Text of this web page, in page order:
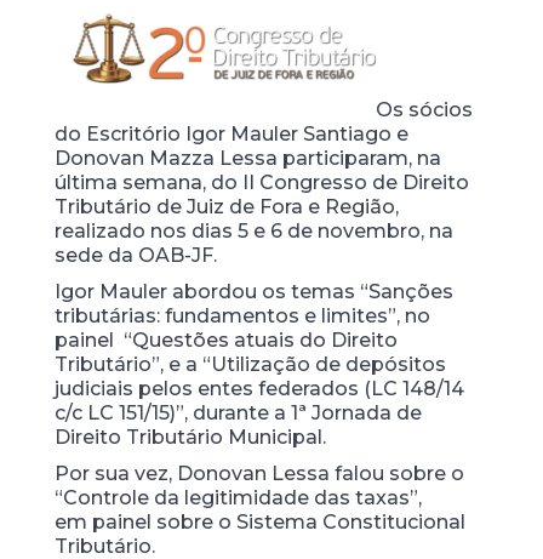
Os sócios
do Escritório Igor Mauler Santiago e
Donovan Mazza Lessa participaram, na
última semana, do II Congresso de Direito
Tributário de Juiz de Fora e Região,
realizado nos dias 5 e 6 de novembro, na
sede da OAB-JF.
Igor Mauler abordou os temas “Sanções
tributárias: fundamentos e limites”, no
painel “Questões atuais do Direito
Tributário”, e a “Utilização de depósitos
judiciais pelos entes federados (LC 148/14
c/c LC 151/15)”, durante a 1ª Jornada de
Direito Tributário Municipal.
Por sua vez, Donovan Lessa falou sobre o
“Controle da legitimidade das taxas”,
em painel sobre o Sistema Constitucional
Tributário.